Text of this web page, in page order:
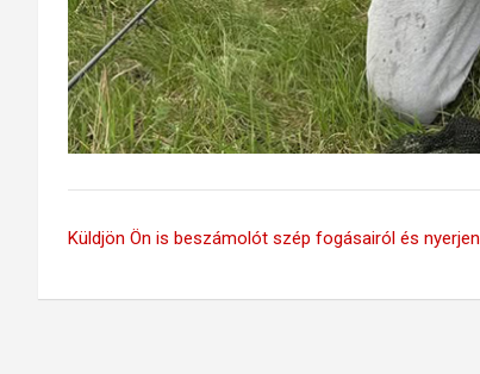
Küldjön Ön is beszámolót szép fogásairól és